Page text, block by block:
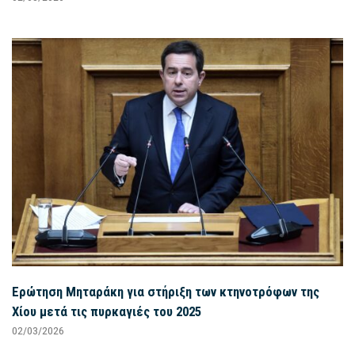
Ερώτηση Μηταράκη για στήριξη των κτηνοτρόφων της
Χίου μετά τις πυρκαγιές του 2025
02/03/2026